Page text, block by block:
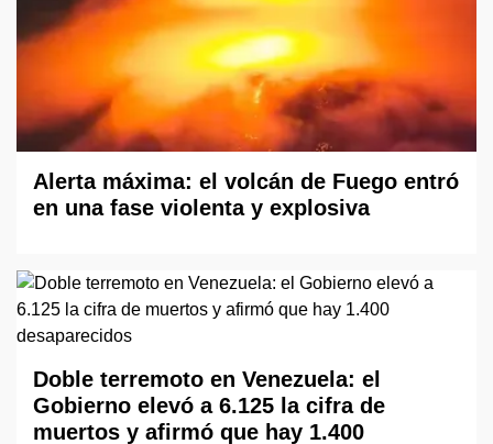
Alerta máxima: el volcán de Fuego entró
en una fase violenta y explosiva
Doble terremoto en Venezuela: el
Gobierno elevó a 6.125 la cifra de
muertos y afirmó que hay 1.400